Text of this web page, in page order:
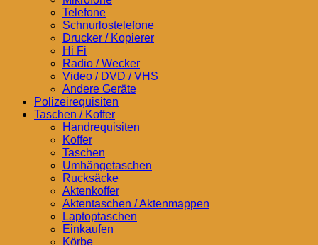
Telefone
Schnurlostelefone
Drucker / Kopierer
Hi Fi
Radio / Wecker
Video / DVD / VHS
Andere Geräte
Polizeirequisiten
Taschen / Koffer
Handrequisiten
Koffer
Taschen
Umhängetaschen
Rucksäcke
Aktenkoffer
Aktentaschen / Aktenmappen
Laptoptaschen
Einkaufen
Körbe